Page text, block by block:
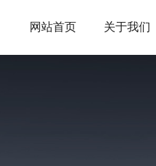
网站首页 关于我们